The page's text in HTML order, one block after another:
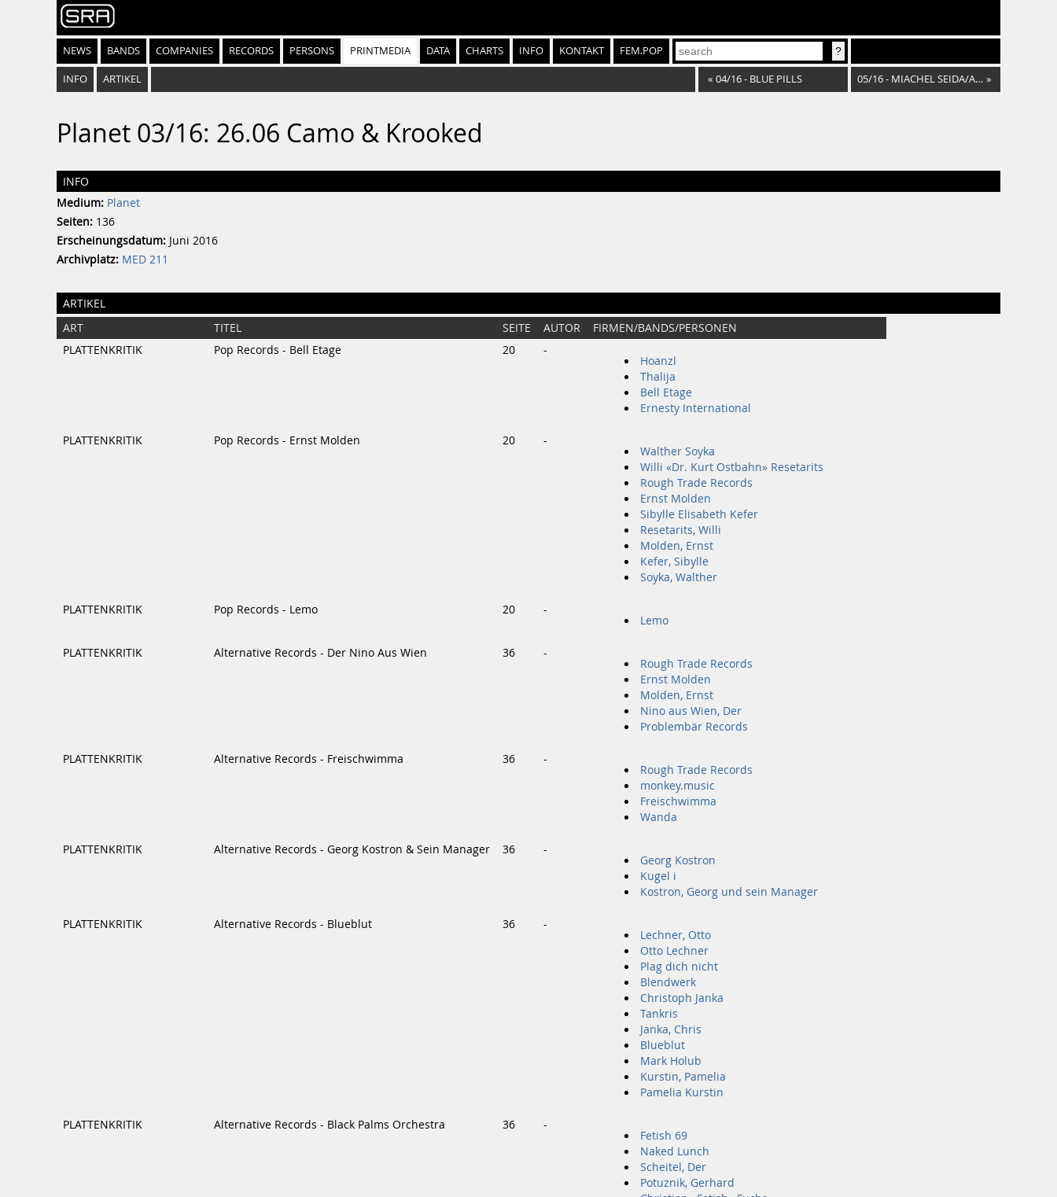
NEWS BANDS COMPANIES RECORDS PERSONS PRINTMEDIA DATA CHARTS INFO KONTAKT FEM.POP
INFO ARTIKEL « 04/16 - BLUE PILLS 05/16 - MIACHEL SEIDA/ALKBOTTLE/BLOODSUCKING ZOMBIES »
Planet 03/16: 26.06 Camo & Krooked
INFO
Medium: Planet
Seiten: 136
Erscheinungsdatum: Juni 2016
Archivplatz: MED 211
ARTIKEL
ART TITEL SEITE AUTOR
FIRMEN/BANDS/PERSONEN
PLATTENKRITIK
Pop Records - Bell Etage 20 -
Hoanzl
Thalija
Bell Etage
Ernesty International
PLATTENKRITIK Pop Records - Ernst Molden 20 -
Walther Soyka
Willi «Dr. Kurt Ostbahn» Resetarits
Rough Trade Records
Ernst Molden
Sibylle Elisabeth Kefer
Resetarits, Willi
Molden, Ernst
Kefer, Sibylle
Soyka, Walther
PLATTENKRITIK Pop Records - Lemo 20 -
Lemo
PLATTENKRITIK Alternative Records - Der Nino Aus Wien 36 -
Rough Trade Records
Ernst Molden
Molden, Ernst
Nino aus Wien, Der
Problembär Records
PLATTENKRITIK Alternative Records - Freischwimma 36 -
Rough Trade Records
monkey.music
Freischwimma
Wanda
PLATTENKRITIK Alternative Records - Georg Kostron & Sein Manager 36 -
Georg Kostron
Kugel i
Kostron, Georg und sein Manager
PLATTENKRITIK Alternative Records - Blueblut 36 -
Lechner, Otto
Otto Lechner
Plag dich nicht
Blendwerk
Christoph Janka
Tankris
Janka, Chris
Blueblut
Mark Holub
Kurstin, Pamelia
Pamelia Kurstin
PLATTENKRITIK Alternative Records - Black Palms Orchestra 36 -
Fetish 69
Naked Lunch
Scheitel, Der
Potuznik, Gerhard